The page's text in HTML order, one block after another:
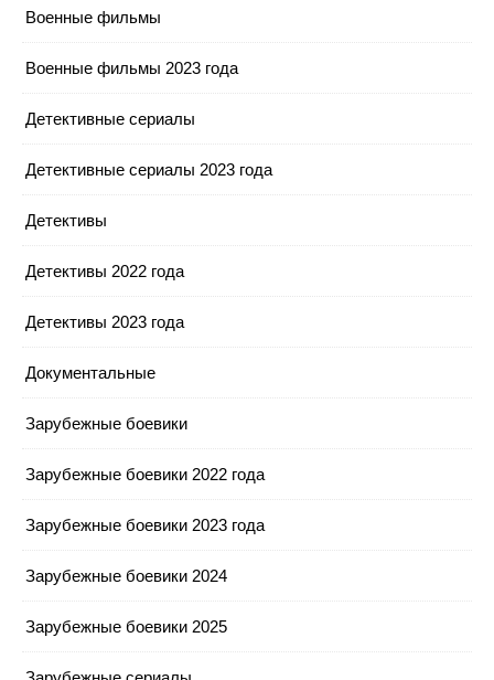
Военные фильмы
Военные фильмы 2023 года
Детективные сериалы
Детективные сериалы 2023 года
Детективы
Детективы 2022 года
Детективы 2023 года
Документальные
Зарубежные боевики
Зарубежные боевики 2022 года
Зарубежные боевики 2023 года
Зарубежные боевики 2024
Зарубежные боевики 2025